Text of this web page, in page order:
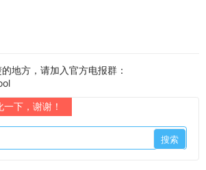
地方，请加入官方电报群：
下，谢谢！